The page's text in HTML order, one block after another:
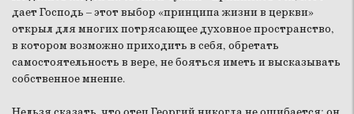
дает Господь – этот выбор «принципа жизни в церкви»
открыл для многих потрясающее духовное пространство,
в котором возможно приходить в себя, обретать
самостоятельность в вере, не бояться иметь и высказывать
собственное мнение.